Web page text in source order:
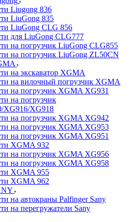
Liugong 836
LiuGong 835
LiuGong CLG 856
для LiuGong CLG777
на погрузчик LiuGong CLG855
на погрузчик LiuGong ZL50CN
на экскаватор XGMA
на вилочный погрузчик XGMA
на погрузчик XGMA XG931
на погрузчик
XG916/XG918
на погрузчик XGMA XG942
на погрузчик XGMA XG953
на погрузчик XGMA XG951
XGMA 932
на погрузчик XGMA XG956
на погрузчик XGMA XG958
XGMA 955
XGMA 962
на автокраны Palfinger Sany
на перегружатели Sany